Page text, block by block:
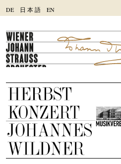
DE 日 本語 EN